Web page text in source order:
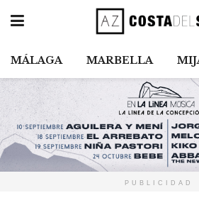
MÁLAGA MARBELLA
PUBLICIDAD